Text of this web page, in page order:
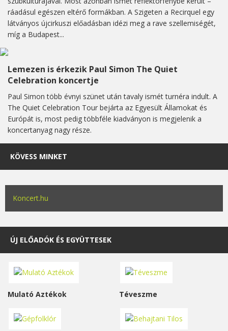
ráadásul egészen eltérő formákban. A Szigeten a Recirquel egy
látványos újcirkuszi előadásban idézi meg a rave szellemiségét,
míg a Budapest...
Lemezen is érkezik Paul Simon The Quiet
Celebration koncertje
Paul Simon több évnyi szünet után tavaly ismét turnéra indult. A
The Quiet Celebration Tour bejárta az Egyesült Államokat és
Európát is, most pedig többféle kiadványon is megjelenik a
koncertanyag nagy része.
KÖVESS MINKET
Koncert.hu
ÚJ ELŐADÓK ÉS EGYÜTTESEK
Mulató Aztékok Téveszme